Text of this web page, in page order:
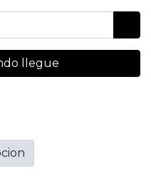
llegue